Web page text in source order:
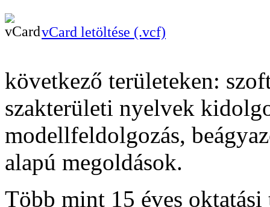
vCard letöltése (.vcf)
következő területeken:
szakterületi nyelvek
modellfeldolgozás,
alapú megoldások.
Több mint 15 éves